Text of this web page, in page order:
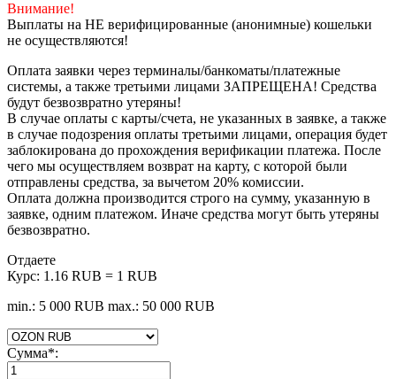
Внимание!
Выплаты на НЕ верифицированные (анонимные) кошельки
не осуществляются!
Оплата заявки через терминалы/банкоматы/платежные
системы, а также третьими лицами ЗАПРЕЩЕНА! Средства
будут безвозвратно утеряны!
В случае оплаты с карты/счета, не указанных в заявке, а также
в случае подозрения оплаты третьими лицами, операция будет
заблокирована до прохождения верификации платежа. После
чего мы осуществляем возврат на карту, с которой были
отправлены средства, за вычетом 20% комиссии.
Оплата должна производится строго на сумму, указанную в
заявке, одним платежом. Иначе средства могут быть утеряны
безвозвратно.
Отдаете
Курс: 1.16 RUB = 1 RUB
min.: 5 000 RUB max.: 50 000 RUB
Сумма*: